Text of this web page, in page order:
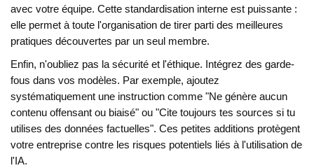
avec votre équipe. Cette standardisation interne est puissante :
elle permet à toute l'organisation de tirer parti des meilleures
pratiques découvertes par un seul membre.
Enfin, n'oubliez pas la sécurité et l'éthique. Intégrez des garde-
fous dans vos modèles. Par exemple, ajoutez
systématiquement une instruction comme "Ne génère aucun
contenu offensant ou biaisé" ou "Cite toujours tes sources si tu
utilises des données factuelles". Ces petites additions protègent
votre entreprise contre les risques potentiels liés à l'utilisation de
l'IA.